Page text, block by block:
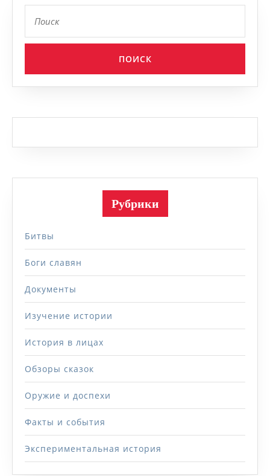
Рубрики
Битвы
Боги славян
Документы
Изучение истории
История в лицах
Обзоры сказок
Оружие и доспехи
Факты и события
Экспериментальная история